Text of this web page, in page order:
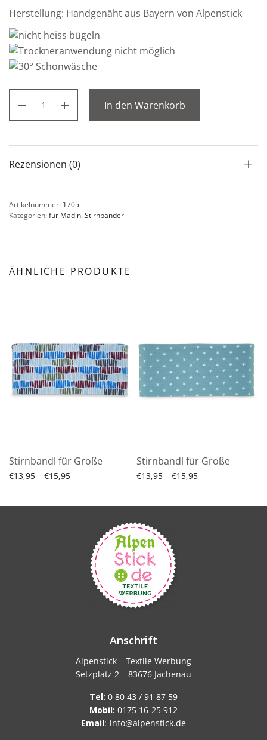
Herstellung: Handgenäht aus Bayern von Alpenstick
In den Warenkorb
Rezensionen (0)
Artikelnummer: 1705
Kategorien:für Madln, Stirnbänder
ÄHNLICHE PRODUKTE
Stirnbandl für Große
€13,95 – €15,95Preisspanne:
Stirnbandl für Große
€13,95 – €15,95Preisspanne:
Anschrift
Alpenstick – Textile Werbung
Setzplatz 2 – 83676 Jachenau
Tel: 0 80 43 / 91 87 59
Mobil: 0175 16 25 912
Email: info@alpenstick.de